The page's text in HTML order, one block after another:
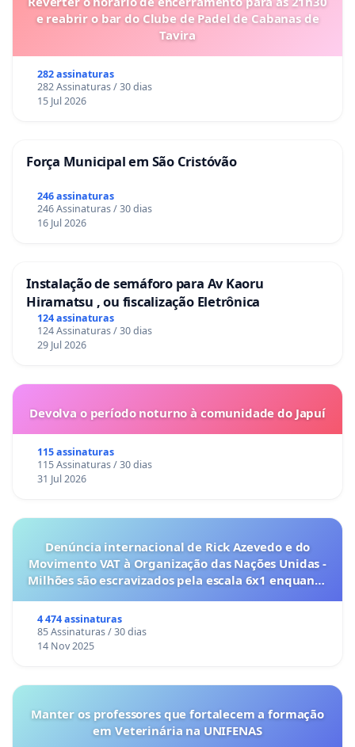
e reabrir o bar do Clube de Padel de Cabanas de
Tavira
282 assinaturas
282 Assinaturas / 30 dias
15 Jul 2026
Força Municipal em São Cristóvão
246 assinaturas
246 Assinaturas / 30 dias
16 Jul 2026
Instalação de semáforo para Av Kaoru
Hiramatsu , ou fiscalização Eletrônica
124 assinaturas
124 Assinaturas / 30 dias
29 Jul 2026
Devolva o período noturno à comunidade do Japuí
115 assinaturas
115 Assinaturas / 30 dias
31 Jul 2026
Denúncia internacional de Rick Azevedo e do
Movimento VAT à Organização das Nações Unidas -
Milhões são escravizados pela escala 6x1 enquanto
4 474 assinaturas
85 Assinaturas / 30 dias
14 Nov 2025
Manter os professores que fortalecem a formação
em Veterinária na UNIFENAS